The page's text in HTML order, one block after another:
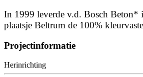
In 1999 leverde v.d. Bosch Beton*
plaatsje Beltrum de 100%
Projectinformatie
Herinrichting